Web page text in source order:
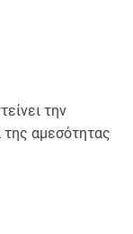
την
αμεσότητας